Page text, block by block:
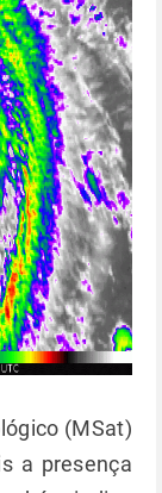
(MSat)
a presença